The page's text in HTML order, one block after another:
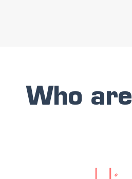
Who